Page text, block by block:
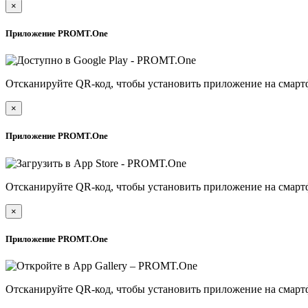
×
Приложение PROMT.One
Отсканируйте QR-код, чтобы установить приложение на
×
Приложение PROMT.One
Отсканируйте QR-код, чтобы установить приложение на
×
Приложение PROMT.One
Отсканируйте QR-код, чтобы установить приложение на